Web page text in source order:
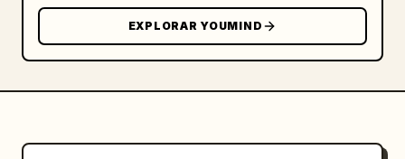
EXPLORAR YOUMIND